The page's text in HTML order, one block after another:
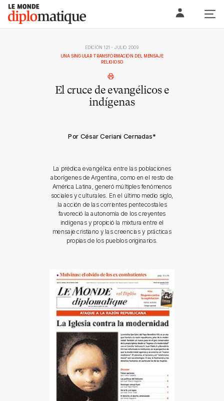
Skip
content
Le monde diplomatique
EDICIÓN 121 - JULIO 2009
UNA SINGULAR TRANSFORMACIÓN DEL MENSAJE
RELIGIOSO
El cruce de evangélicos e
indígenas
Por César Ceriani Cernadas*
La prédica evangélica entre las poblaciones
aborígenes de Argentina, como en el resto de
América Latina, generó múltiples fenómenos
sociales y culturales. En el último medio siglo,
la acción de las corrientes pentecostales
favoreció la autonomía de los creyentes
indígenas y propició la mixtura entre el
mensaje cristiano y las creencias y prácticas
propias de los pueblos originarios.